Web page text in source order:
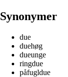
Synonymer
due
duehøg
dueunge
ringdue
påfugldue